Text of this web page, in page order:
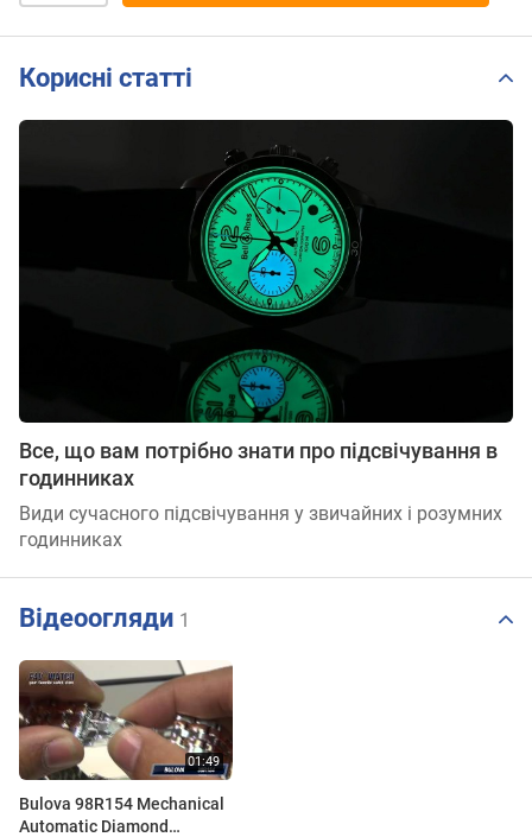
Корисні статті
Все, що вам потрібно знати про підсвічування в
годинниках
Види сучасного підсвічування у звичайних і розумних
годинниках
Відеоогляди 1
Bulova 98R154 Mechanical
Automatic Diamond